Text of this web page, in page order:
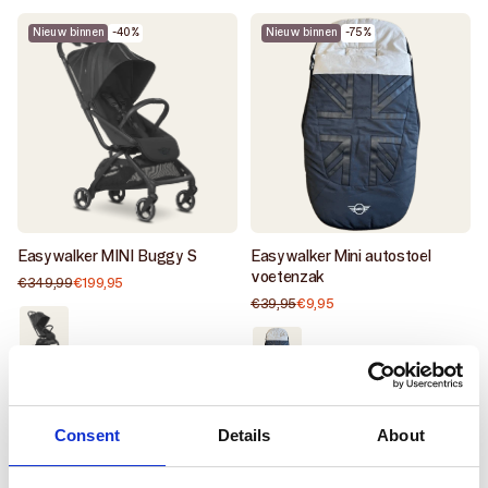
Consent Details About
Nieuw binnen -40%
Easywalker MINI Buggy S
€199,95
Normale
€349,99
Zeer
goed
Nieuw binnen -75%
Easywalker Mini autostoel
voetenzak
€9,95
Normale
€39,95
Zeer
Oxford
black